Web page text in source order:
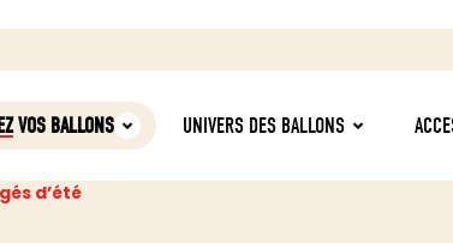
VOS BALLONS UNIVERS DES BALLONS
d’été